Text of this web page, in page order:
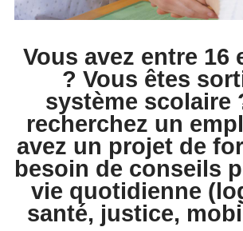
Vous avez entre 16
? Vous êtes
système scolaire
recherchez un
avez un projet de
besoin de conseils
vie quotidienne
santé, justice,